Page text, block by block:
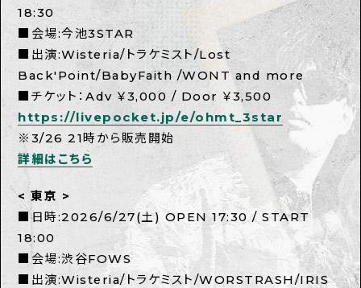
18:30
■会場:今池3STAR
■出演:Wisteria/トラケミスト/Lost
Back'Point/BabyFaith /WONT and more
■チケット：Adv ￥3,000 / Door ￥3,500
https://livepocket.jp/e/ohmt_3star
※3/26 21時から販売開始
詳細はこちら
< 東京 >
■日時:2026/6/27(土) OPEN 17:30 / START
18:00
■会場:渋谷FOWS
■出演:Wisteria/トラケミスト/WORSTRASH/IRIS